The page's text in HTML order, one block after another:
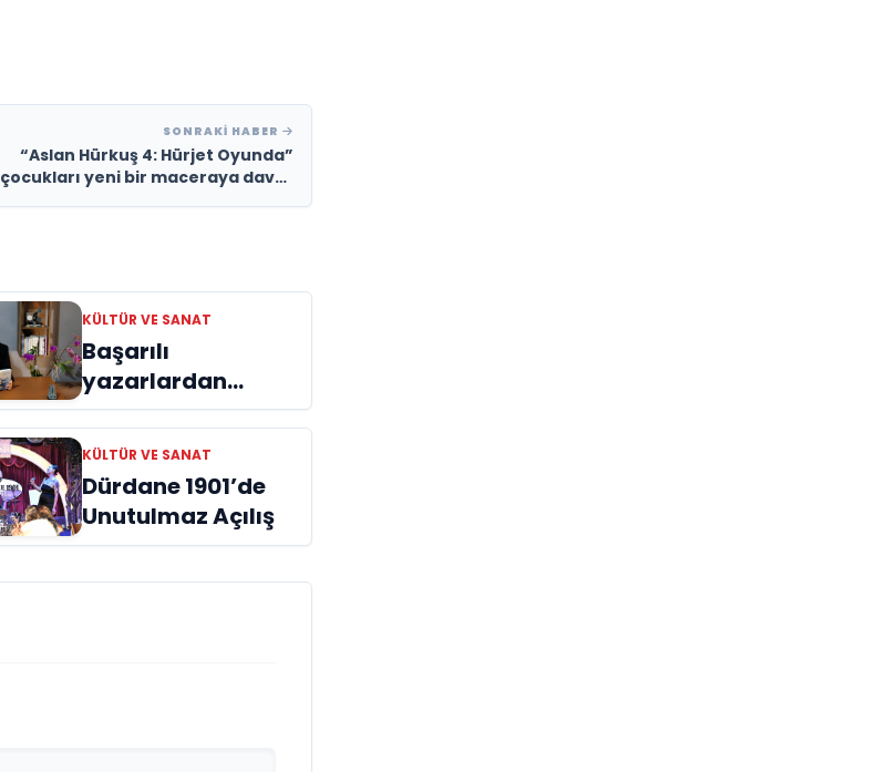
SONRAKI HABER
“Aslan Hürkuş 4: Hürjet Oyunda”
çocukları yeni bir maceraya davet
KÜLTÜR VE SANAT
Başarılı
yazarlardan
Azime Savaş’tan
başucu kitabı
“Emanet”
raflardaki yerini
aldı
KÜLTÜR VE SANAT
Dürdane 1901’de
Unutulmaz Açılış